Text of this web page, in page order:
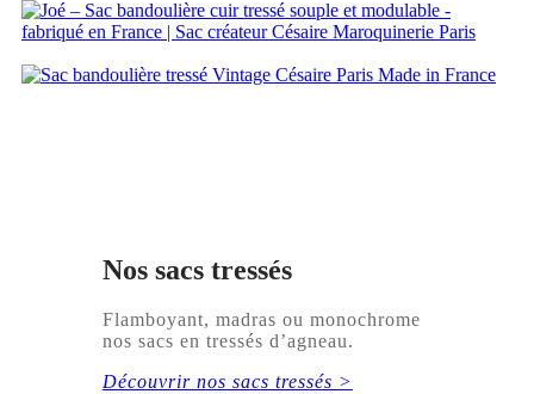
Nos sacs tressés
Flamboyant, madras ou monochrome
nos sacs en tressés d’agneau.
Découvrir nos sacs tressés >